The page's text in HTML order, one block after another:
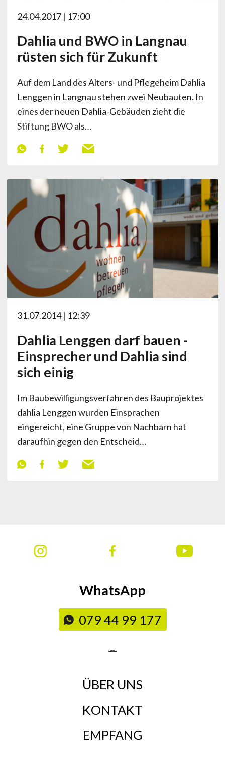
24.04.2017 | 17:00
Dahlia und BWO in Langnau
rüsten sich für Zukunft
Auf dem Land des Alters- und Pflegeheim Dahlia
Lenggen in Langnau stehen zwei Neubauten. In
eines der neuen Dahlia-Gebäuden zieht die
Stiftung BWO als…
31.07.2014 | 12:39
Dahlia Lenggen darf bauen -
Einsprecher und Dahlia sind
sich einig
Im Baubewilligungsverfahren des Bauprojektes
dahlia Lenggen wurden Einsprachen
eingereicht, eine Gruppe von Nachbarn hat
daraufhin gegen den Entscheid…
WhatsApp
079 44 99 177
ÜBER UNS
KONTAKT
EMPFANG